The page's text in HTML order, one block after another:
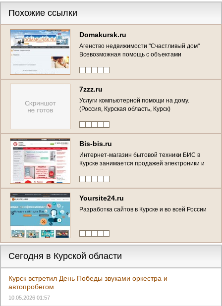
Похожие ссылки
Domakursk.ru
Агенство недвижимости "Счастливый дом"
Всевозможная помощь с объектами
7zzz.ru
Услуги компьютерной помощи на дому.
(Россия, Курская область, Курск)
Bis-bis.ru
Интернет-магазин бытовой техники БИС в
Курске занимается продажей электроники и
бытовой техники уже более 15 лет. (Россия,
Yoursite24.ru
Разработка сайтов в Курске и во всей России
Сегодня в Курской области
Курск встретил День Победы звуками оркестра и
автопробегом
10.05.2026 01:57